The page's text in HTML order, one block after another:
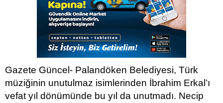
Gazete Güncel- Palandöken Belediyesi, Türk
müziğinin unutulmaz isimlerinden İbrahim Erkal’ı
vefat yıl dönümünde bu yıl da unutmadı. Necip